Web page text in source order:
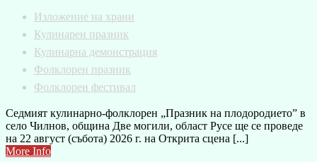
Изложение на храни
Кулинарен празник
Кулинарна демонстрация
Фолклорен празник
Фолклорен фестивал
Седмият кулинарно-фолклорен „Празник на плодородието” в
село Чилнов, община Две могили, област Русе ще се проведе
на 22 август (събота) 2026 г. на Открита сцена [...]
More Info